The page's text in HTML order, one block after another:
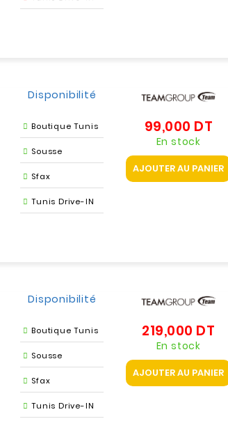
Disponibilité
Boutique Tunis
Sousse
Sfax
Tunis Drive-IN
99,000 DT
En stock
AJOUTER AU PANIER
Disponibilité
Boutique Tunis
Sousse
Sfax
Tunis Drive-IN
219,000 DT
En stock
AJOUTER AU PANIER